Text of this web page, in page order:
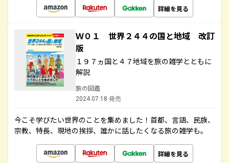
詳細を見る
Ｗ０１ 世界２４４の国と地域 改訂
版
１９７ヵ国と４７地域を旅の雑学とともに
解説
旅の図鑑
2024.07.18 発売
今こそ学びたい世界のことを集めました！首都、言語、民族、
宗教、特長、現地の挨拶、誰かに話したくなる旅の雑学も。
詳細を見る